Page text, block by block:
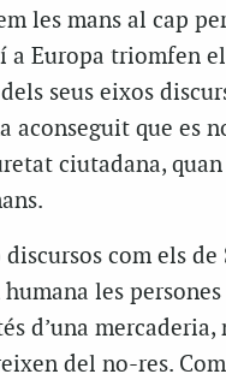
les mans al cap
Europa triomfen
seus eixos
aconseguit que es
ciutadana,
discursos com els
les
d’una mercaderia,
del no-res.